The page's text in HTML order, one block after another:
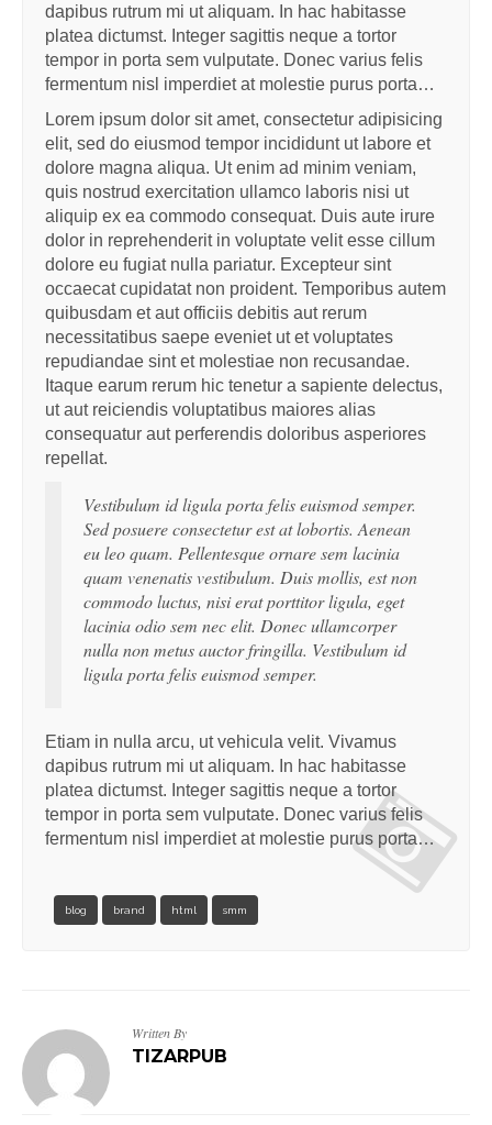
dapibus rutrum mi ut aliquam. In hac habitasse
platea dictumst. Integer sagittis neque a tortor
tempor in porta sem vulputate. Donec varius felis
fermentum nisl imperdiet at molestie purus porta…
Lorem ipsum dolor sit amet, consectetur adipisicing
elit, sed do eiusmod tempor incididunt ut labore et
dolore magna aliqua. Ut enim ad minim veniam,
quis nostrud exercitation ullamco laboris nisi ut
aliquip ex ea commodo consequat. Duis aute irure
dolor in reprehenderit in voluptate velit esse cillum
dolore eu fugiat nulla pariatur. Excepteur sint
occaecat cupidatat non proident. Temporibus autem
quibusdam et aut officiis debitis aut rerum
necessitatibus saepe eveniet ut et voluptates
repudiandae sint et molestiae non recusandae.
Itaque earum rerum hic tenetur a sapiente delectus,
ut aut reiciendis voluptatibus maiores alias
consequatur aut perferendis doloribus asperiores
repellat.
Vestibulum id ligula porta felis euismod semper.
Sed posuere consectetur est at lobortis. Aenean
eu leo quam. Pellentesque ornare sem lacinia
quam venenatis vestibulum. Duis mollis, est non
commodo luctus, nisi erat porttitor ligula, eget
lacinia odio sem nec elit. Donec ullamcorper
nulla non metus auctor fringilla. Vestibulum id
ligula porta felis euismod semper.
Etiam in nulla arcu, ut vehicula velit. Vivamus
dapibus rutrum mi ut aliquam. In hac habitasse
platea dictumst. Integer sagittis neque a tortor
tempor in porta sem vulputate. Donec varius felis
fermentum nisl imperdiet at molestie purus porta…
blog brand html smm
Written By
TIZARPUB